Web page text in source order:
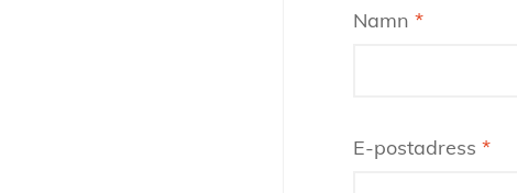
Namn *
E-postadress *